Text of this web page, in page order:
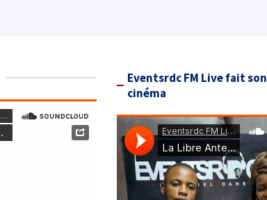
Eventsrdc FM Live fait son
cinéma